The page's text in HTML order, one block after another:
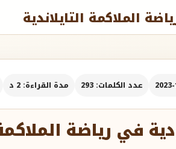
الملاكمة التايلاندية
عدد الكلمات: 293 مدة القراءة: 2 د
في رياضة الملاكمة